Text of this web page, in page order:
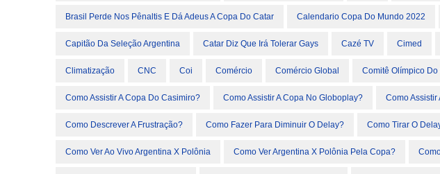
Brasil Perde Nos Pênaltis E Dá Adeus A Copa Do Catar Calendario Copa Do Mundo 2022
Capitão Da Seleção Argentina Catar Diz Que Irá Tolerar Gays Cazé TV Cimed
Climatização CNC Coi Comércio Comércio Global Comitê Olímpico Do
Como Assistir A Copa Do Casimiro? Como Assistir A Copa No Globoplay? Como Assistir
Como Descrever A Frustração? Como Fazer Para Diminuir O Delay? Como Tirar O
Como Ver Ao Vivo Argentina X Polônia Como Ver Argentina X Polônia Pela Copa?